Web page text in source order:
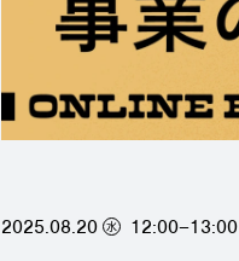
2025.08.20 水 12:00–13:00